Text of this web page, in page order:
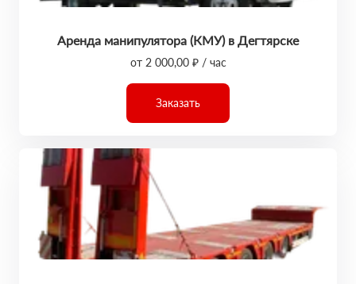
Аренда манипулятора (КМУ) в Дегтярске
от 2 000,00 ₽ / час
Заказать